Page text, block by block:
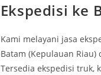
Ekspedisi ke
Kami melayani jasa
Batam (Kepulauan
Tersedia ekspedisi truk,